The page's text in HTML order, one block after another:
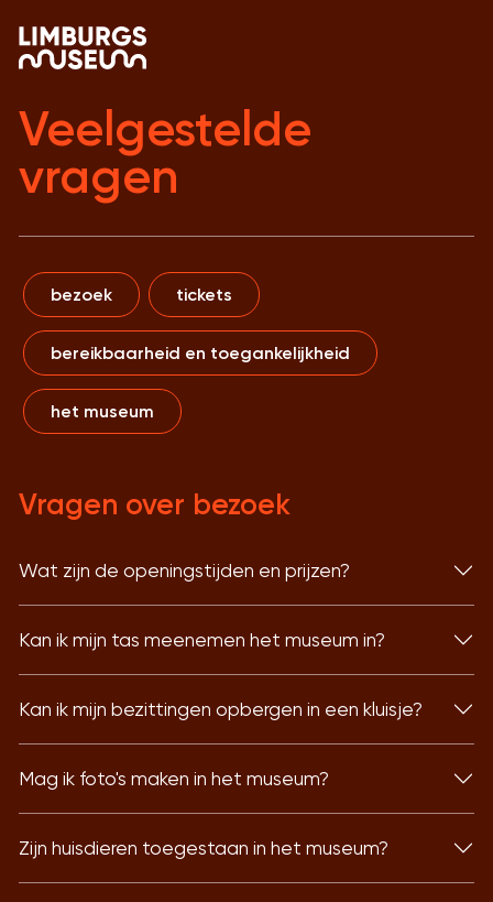
Veelgestelde
vragen
bezoek tickets
bereikbaarheid en toegankelijkheid
het museum
Vragen over bezoek
Wat zijn de openingstijden en prijzen?
Kan ik mijn tas meenemen het museum in?
Kan ik mijn bezittingen opbergen in een kluisje?
Mag ik foto's maken in het museum?
Zijn huisdieren toegestaan in het museum?